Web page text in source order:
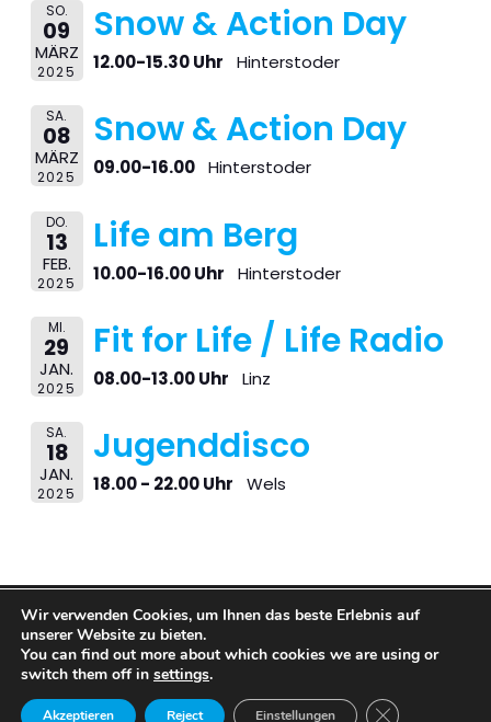
SO.
09
MÄRZ
2025
Snow & Action Day
12.00-15.30 Uhr Hinterstoder
SA.
08
MÄRZ
2025
Snow & Action Day
09.00-16.00 Hinterstoder
DO.
13
FEB.
2025
Life am Berg
10.00-16.00 Uhr Hinterstoder
MI.
29
JAN.
2025
Fit for Life / Life Radio
08.00-13.00 Uhr Linz
SA.
18
JAN.
2025
Jugenddisco
18.00 - 22.00 Uhr Wels
© 2026 BARFUSS BAR. Created with
using WordPress
and Kubio
Impressum Datenschutz FAQs
Wir verwenden Cookies, um Ihnen das beste Erlebnis auf
unserer Website zu bieten.
You can find out more about which cookies we are using or
switch them off in settings.
Akzeptieren Reject Einstellungen GDPR Cookie-